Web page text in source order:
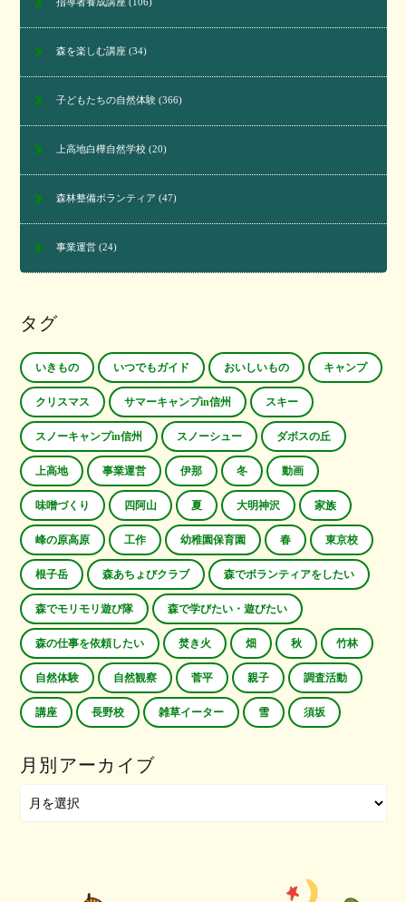
森を楽しむ講座(34)
子どもたちの自然体験(366)
上高地白樺自然学校(20)
森林整備ボランティア (47)
事業運営(24)
タグ
いきもの いつでもガイド おいしいもの キャンプ
クリスマス サマーキャンプin信州 スキー
スノーキャンプin信州 スノーシュー ダボスの丘
上高地 事業運営 伊那 冬 動画
味噌づくり 四阿山 夏 大明神沢 家族
峰の原高原 工作 幼稚園保育園 春 東京校
根子岳 森あちょびクラブ 森でボランティアをしたい
森でモリモリ遊び隊 森で学びたい・遊びたい
森の仕事を依頼したい 焚き火 畑 秋 竹林
自然体験 自然観察 菅平 親子 調査活動
講座 長野校 雑草イーター 雪 須坂
月別アーカイブ